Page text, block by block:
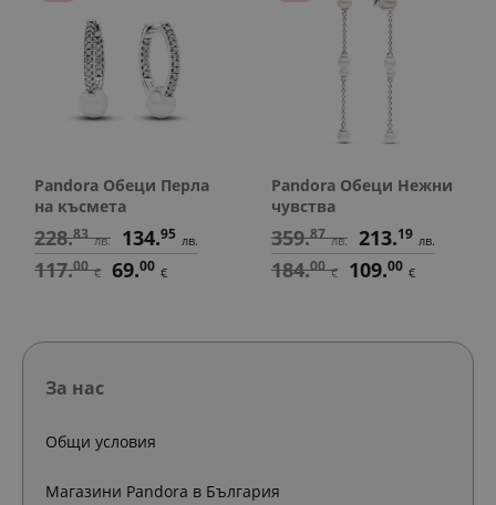
Pandora Обеци Перла
на късмета
228.83 лв. 134.95 лв.
117.00 € 69.00 €
Pandora Обеци Нежни
чувства
359.87 лв. 213.19 лв.
184.00 € 109.00 €
За нас
Общи условия
Магазини Pandora в България